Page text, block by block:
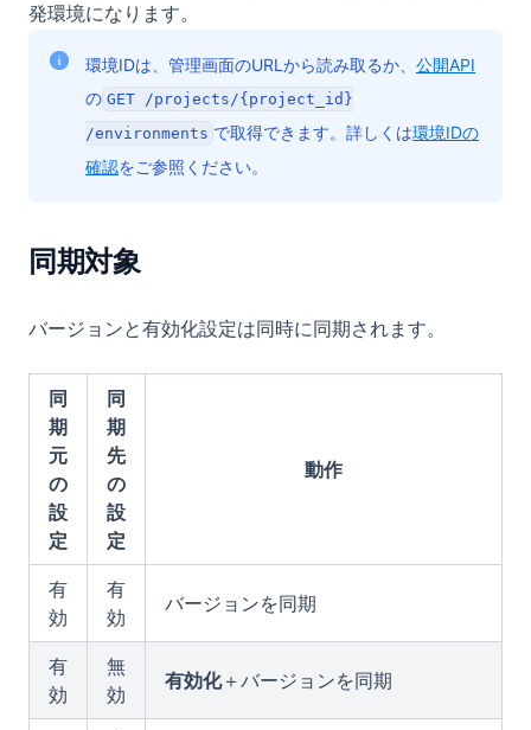
発環境になります。
環境IDは、管理画面のURLから読み取るか、 公開API
の GET /projects/{project_id}
/environments で取得できます。詳しくは環境IDの
確認をご参照ください。
同期対象
バージョンと有効化設定は同時に同期されます。
同
期
元
の
設
定
同
期
先
の
設
定
動作
有
効
有
効
バージョンを同期
有
効
無
効
有効化＋バージョンを同期